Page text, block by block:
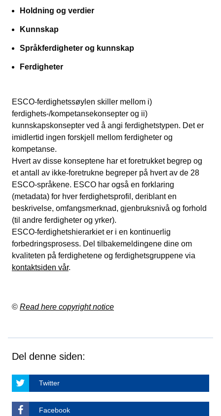
Holdning og verdier
Kunnskap
Språkferdigheter og kunnskap
Ferdigheter
ESCO-ferdighetssøylen skiller mellom i)
ferdighets-/kompetansekonsepter og ii)
kunnskapskonsepter ved å angi ferdighetstypen. Det er
imidlertid ingen forskjell mellom ferdigheter og
kompetanse.
Hvert av disse konseptene har et foretrukket begrep og
et antall av ikke-foretrukne begreper på hvert av de 28
ESCO-språkene. ESCO har også en forklaring
(metadata) for hver ferdighetsprofil, deriblant en
beskrivelse, omfangsmerknad, gjenbruksnivå og forhold
(til andre ferdigheter og yrker).
ESCO-ferdighetshierarkiet er i en kontinuerlig
forbedringsprosess. Del tilbakemeldingene dine om
kvaliteten på ferdighetene og ferdighetsgruppene via
kontaktsiden vår.
© Read here copyright notice
Del denne siden:
Twitter
Facebook